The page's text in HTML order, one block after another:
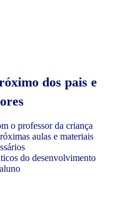
dos pais e
o professor da criança
aulas e materiais
do desenvolvimento